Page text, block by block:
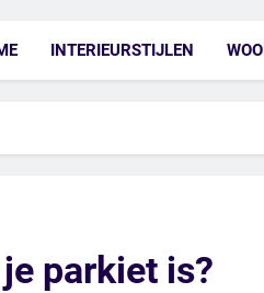
INTERIEURSTIJLEN
parkiet is?